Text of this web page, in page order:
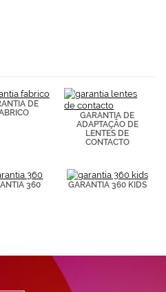
DE
GARANTIA DE
ADAPTAÇÃO DE
LENTES DE
CONTACTO
360 GARANTIA 360 KIDS